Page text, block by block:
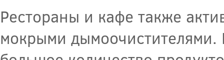
Рестораны и кафе также
мокрыми дымоочистителями.